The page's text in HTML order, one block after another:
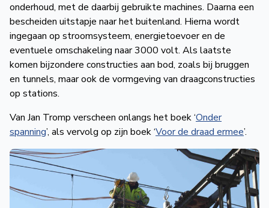
onderhoud, met de daarbij gebruikte machines. Daarna een
bescheiden uitstapje naar het buitenland. Hierna wordt
ingegaan op stroomsysteem, energietoevoer en de
eventuele omschakeling naar 3000 volt. Als laatste
komen bijzondere constructies aan bod, zoals bij bruggen
en tunnels, maar ook de vormgeving van draagconstructies
op stations.
Van Jan Tromp verscheen onlangs het boek ‘Onder
spanning’, als vervolg op zijn boek ‘Voor de draad ermee’.